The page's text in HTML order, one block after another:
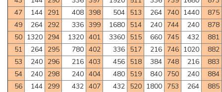
47
144 291 408 398 504 513 264 740 1440
875
49
264 292 336 399 1680 514 240 744 240
878
50 1320 294 1320 401 3360 515 660 745 432
881
51
264 295 780 402 336 517 216 746 1020
882
53
240 296 216 403 456 518 384 748 216
883
54
240 298 240 404 480 519 840 750 240
884
56
144 299 432 407 432 520 1800 753 264
885